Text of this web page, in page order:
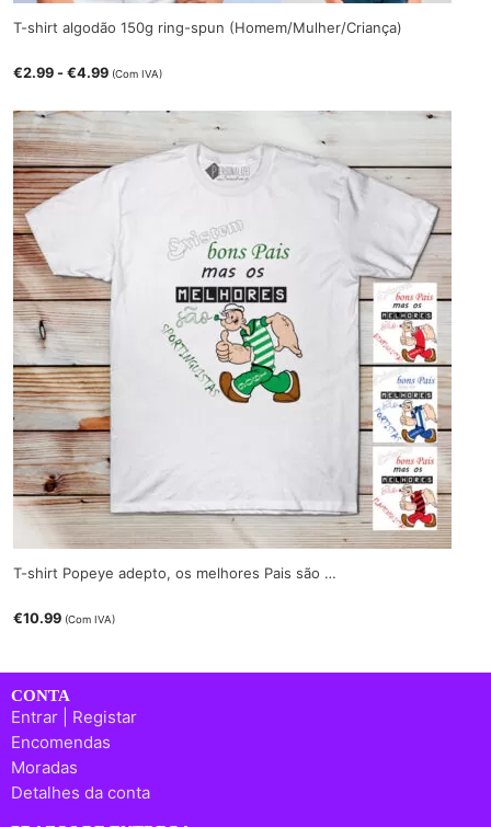
T-shirt algodão 150g ring-spun (Homem/Mulher/Criança)
€2.99 -€4.99 (Com IVA)
T-shirt Popeye adepto, os melhores Pais são …
€10.99 (Com IVA)
CONTA
Entrar | Registar
Encomendas
Moradas
Detalhes da conta